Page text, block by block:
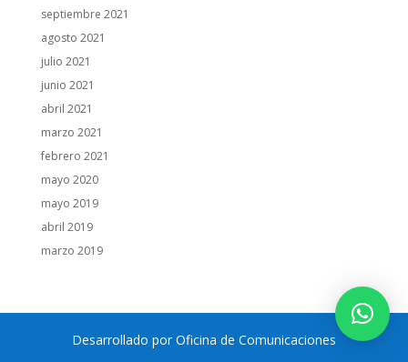
septiembre 2021
agosto 2021
julio 2021
junio 2021
abril 2021
marzo 2021
febrero 2021
mayo 2020
mayo 2019
abril 2019
marzo 2019
Desarrollado por Oficina de Comunicaciones